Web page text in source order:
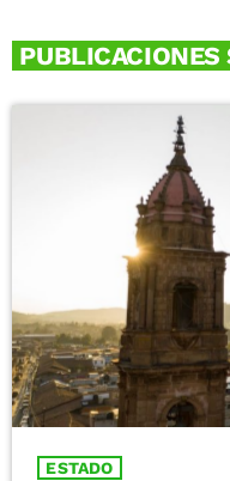
PUBLICACIONES
ESTADO